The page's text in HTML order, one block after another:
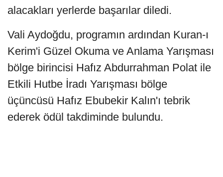
alacakları yerlerde başarılar diledi.
Vali Aydoğdu, programın ardından Kuran-ı
Kerim'i Güzel Okuma ve Anlama Yarışması
bölge birincisi Hafız Abdurrahman Polat ile
Etkili Hutbe İradı Yarışması bölge
üçüncüsü Hafız Ebubekir Kalın'ı tebrik
ederek ödül takdiminde bulundu.